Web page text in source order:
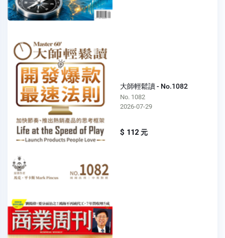
大師輕鬆讀 - No.1082
No. 1082
2026-07-29
$ 112 元